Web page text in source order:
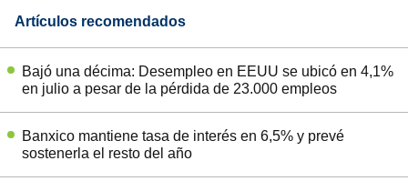
Artículos recomendados
Bajó una décima: Desempleo en EEUU se ubicó en 4,1%
en julio a pesar de la pérdida de 23.000 empleos
Banxico mantiene tasa de interés en 6,5% y prevé
sostenerla el resto del año